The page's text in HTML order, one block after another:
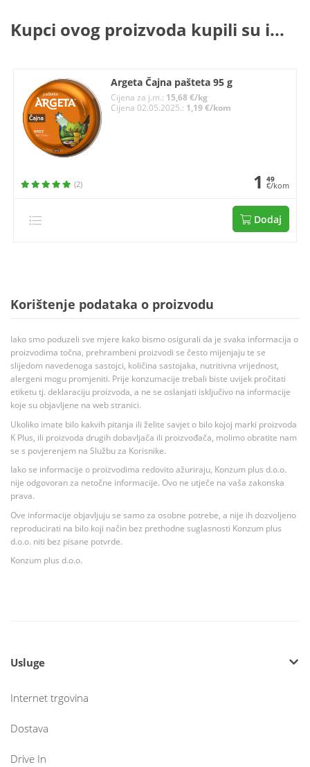
Kupci ovog proizvoda kupili su i...
Argeta Čajna pašteta 95 g
Cijena za j.m.: 15,68 €/kg
Cijena 02.05.2025.: 1,19 €/kom
(2) 1 49
€/kom
Dodaj
Korištenje podataka o proizvodu
Iako smo poduzeli sve mjere kako bismo osigurali da je svaka informacija o
proizvodima točna, prehrambeni proizvodi se često mijenjaju te se
slijedom navedenoga sastojci, količina sastojaka, nutritivna vrijednost,
alergeni mogu promjeniti. Prije konzumacije trebali biste uvijek pročitati
etiketu tj. deklaraciju proizvoda, a ne se oslanjati isključivo na informacije
koje su objavljene na web stranici.
Ukoliko imate bilo kakvih pitanja ili želite savjet o bilo kojoj marki proizvoda
K Plus, ili proizvoda drugih dobavljača ili proizvođača, molimo obratite nam
se s povjerenjem na Službu za Korisnike.
Iako se informacije o proizvodima redovito ažuriraju, Konzum plus d.o.o.
nije odgovoran za netočne informacije. Ovo ne utječe na vaša zakonska
prava.
Ove informacije objavljuju se samo za osobne potrebe, a nije ih dozvoljeno
reproducirati na bilo koji način bez prethodne suglasnosti Konzum plus
d.o.o. niti bez pisane potvrde.
Konzum plus d.o.o.
Usluge
Internet trgovina
Dostava
Drive In